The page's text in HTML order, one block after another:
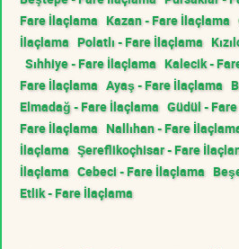
Fare İlaçlama Kazan - Fare İlaçlama
İlaçlama Polatlı - Fare İlaçlama
Sıhhiye - Fare İlaçlama Kalecik -
Fare İlaçlama Ayaş - Fare İlaçlama
Elmadağ - Fare İlaçlama Güdül -
Fare İlaçlama Nallıhan - Fare
İlaçlama Şereflikoçhisar - Fare
İlaçlama Cebeci - Fare İlaçlama
Etlik - Fare İlaçlama